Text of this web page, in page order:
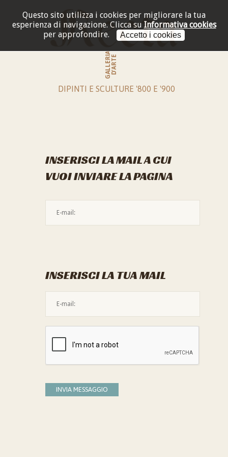
Questo sito utilizza i cookies per migliorare la tua
esperienza di navigazione. Clicca su Informativa cookies
per approfondire.
Accetto i cookies
GALLERIAD'ARTE
DIPINTI E SCULTURE '800 E '900
INSERISCI LA MAIL A CUI
VUOI INVIARE LA PAGINA
INSERISCI LA TUA MAIL
INVIA MESSAGGIO